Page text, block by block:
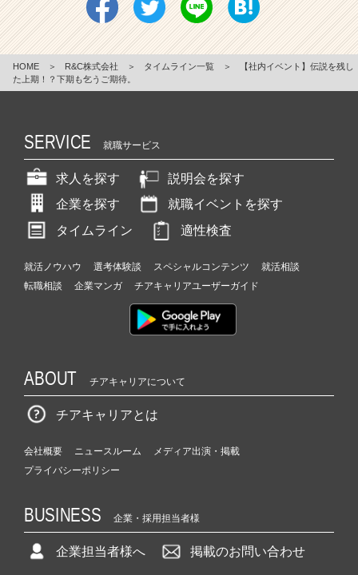
HOME ＞ R&C株式会社 ＞ タイムライン一覧 ＞
【社内イベント】伝説を残し
た上期！？下期も乞うご期待。
SERVICE 就職サービス
求人を探す
説明会を探す
企業を探す
就職イベントを探す
タイムライン
適性検査
就活ノウハウ 選考体験談 スペシャルコンテンツ
就活相談
転職相談
企業マンガ チアキャリアユーザーガイド
ABOUT チアキャリアについて
チアキャリアとは
会社概要 ニュースルーム
メディア出演・掲載
プライバシーポリシー
BUSINESS 企業・採用担当者様
企業担当者様へ 掲載のお問い合わせ